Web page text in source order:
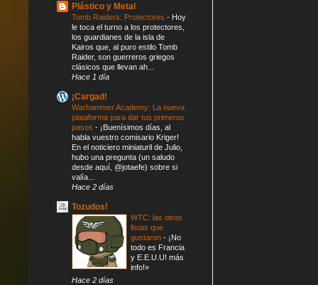
Plástico y Metal
Tomb Raiders: Protectores - Hoy
le toca el turno a los protectores,
los guardianes de la isla de
Kairos que, al puro estilo Tomb
Raider, son guerreros griegos
clásicos que llevan ah...
Hace 1 día
¡Cargad!
Warhammer Academy: La nueva
plataforma para dar tus primeros
pasos - ¡Buenísimos días, al
habla vuestro comisario Kriger!
En el noticiero miniaturil de Julio,
hubo una pregunta (un saludo
desde aquí, @jotaefe) sobre si
valía...
Hace 2 días
Tozudos!
WTC: las otras
listas que
gustaron - ¡No
todo es Francia
y E.E.U.U! más
info!»
Hace 2 días